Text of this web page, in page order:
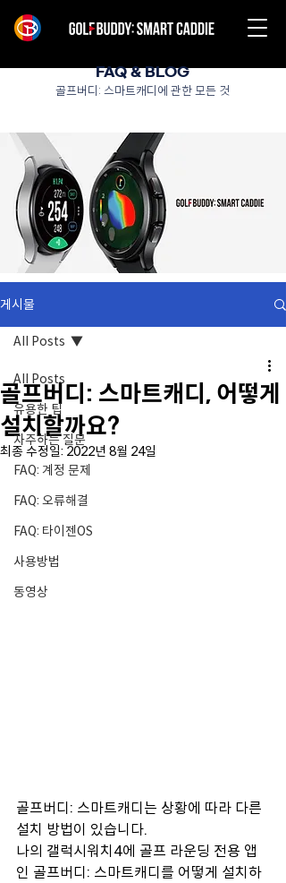
골프버디: 스마트캐디에 관한 모든 것
FAQ & BLOG
게시물
All Posts
유용한 팁
자주하는 질문
FAQ: 계정 문제
FAQ: 오류해결
FAQ: 타이젠OS
사용방법
동영상
All Posts
골프버디: 스마트캐디, 어떻게
설치할까요?
최종 수정일: 2022년 8월 24일
골프버디: 스마트캐디는 상황에 따라 다른
설치 방법이 있습니다.
나의 갤럭시워치4에 골프 라운딩 전용 앱
인 골프버디: 스마트캐디를 어떻게 설치하